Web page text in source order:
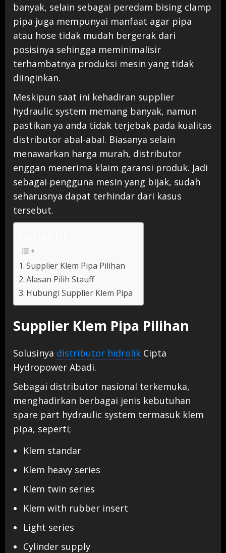
banyak, selain sebagai peredam bising clamp
pipa juga mempunyai manfaat agar pipa
atau hose tidak mudah bergerak dari
posisinya sehingga meminimalisir
terhambatnya produksi mesin yang tidak
diinginkan.
Meskipun saat ini kehadiran supplier
hydraulic system memang banyak, namun
pastikan ya anda tidak terjebak pada kualitas
distributor abal-abal. Biasanya selain
menawarkan harga murah, distributor
enggan menerima klaim garansi produk. Jadi
sebagai pengguna mesin yang bijak, sudah
seharusnya dapat terhindar dari kasus
tersebut.
Supplier Klem Pipa Pilihan
Alasan Pilih Stauff
Hubungi Supplier Klem Pipa
Supplier Klem Pipa Pilihan
Solusinya distributor hidrolik Cipta
Hydropower Abadi.
Sebagai distributor nasional terkemuka,
menghadirkan berbagai jenis kebutuhan
spare part hydraulic system termasuk klem
pipa, seperti;
Klem standar
Klem heavy series
Klem twin series
Klem with rubber insert
Light series
Cylinder supply